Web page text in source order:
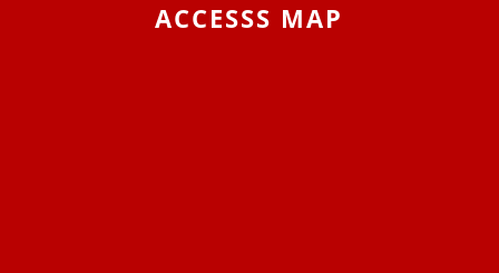
息子の大好きな箱スカGT-Rと最近うちの息子の車好きが
ACCESSS MAP